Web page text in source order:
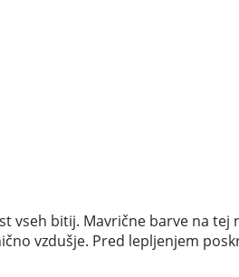
vseh bitij. Mavrične barve na tej
vzdušje. Pred lepljenjem